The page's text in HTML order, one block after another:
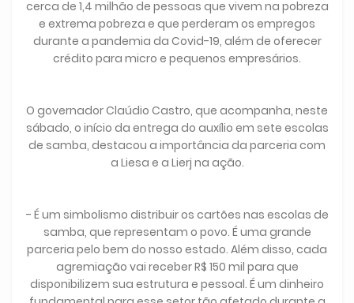
cerca de 1,4 milhão de pessoas que vivem na pobreza
e extrema pobreza e que perderam os empregos
durante a pandemia da Covid-19, além de oferecer
crédito para micro e pequenos empresários.
O governador Claúdio Castro, que acompanha, neste
sábado, o início da entrega do auxílio em sete escolas
de samba, destacou a importância da parceria com
a Liesa e a Lierj na ação.
- É um simbolismo distribuir os cartões nas escolas de
samba, que representam o povo. É uma grande
parceria pelo bem do nosso estado. Além disso, cada
agremiação vai receber R$ 150 mil para que
disponibilizem sua estrutura e pessoal. É um dinheiro